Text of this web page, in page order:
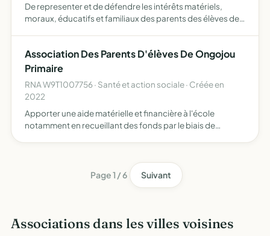
De representer et de défendre les intérêts matériels,
moraux, éducatifs et familiaux des parents des élèves de
paren…
Association Des Parents D'élèves De Ongojou
Primaire
RNA W9T1007756 · Santé et action sociale · Créée en
2022
Apporter une aide matérielle et financière à l'école
notamment en recueillant des fonds par le biais de
Page 1 / 6 Suivant
Associations dans les villes voisines